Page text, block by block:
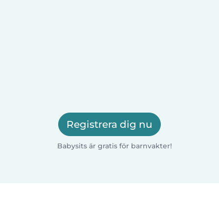
Registrera dig nu
Babysits är gratis för barnvakter!